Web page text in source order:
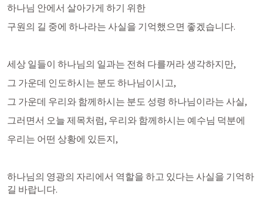
하나님 안에서 살아가게 하기 위한
구원의 길 중에 하나라는 사실을 기억했으면 좋겠습니다.
세상 일들이 하나님의 일과는 전혀 다를꺼라 생각하지만,
그 가운데 인도하시는 분도 하나님이시고,
그 가운데 우리와 함께하시는 분도 성령 하나님이라는 사실,
그러면서 오늘 제목처럼, 우리와 함께하시는 예수님 덕분에
우리는 어떤 상황에 있든지,
하나님의 영광의 자리에서 역할을 하고 있다는 사실을 기억하
길 바랍니다.